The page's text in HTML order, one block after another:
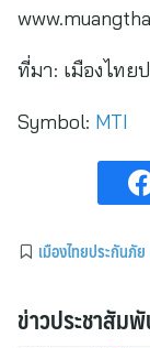
ที่มา: เมืองไทย
Symbol: MTI
เมืองไทยประกันภัย
ข่าวประชาสัม